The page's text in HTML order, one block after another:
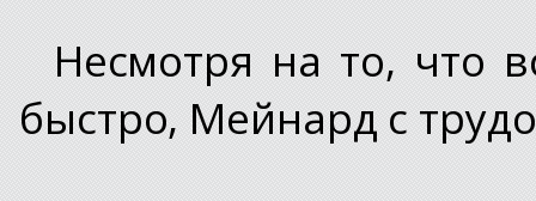
Несмотря на то, что
быстро, Мейнард с